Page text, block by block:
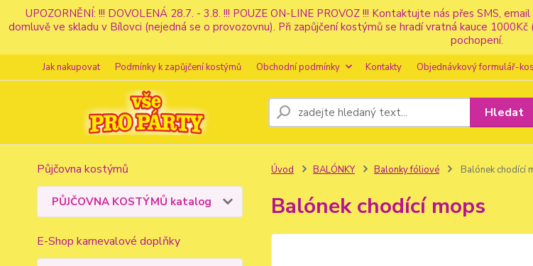
UPOZORNĚNÍ: !!! DOVOLENÁ 28.7. - 3.8. !!! POUZE ON-LINE PROVOZ !!! Kontaktujte nás přes SMS,
domluvě ve skladu v Bílovci (nejedná se o provozovnu). Při zapůjčení kostýmů se hradí vratná kauce
pochopení.
Jak nakupovat Podmínky k zapůjčení kostýmů Obchodní podmínky Kontakty Objednávkový formulář-
Hledat
Půjčovna kostýmů
PŮJČOVNA KOSTÝMŮ katalog
E-Shop karnevalové doplňky
Úvod BALÓNKY Balonky fóliové Balónek chodící
Balónek chodící mops